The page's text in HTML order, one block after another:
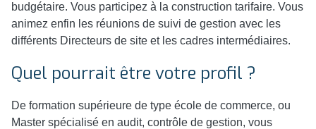
budgétaire. Vous participez à la construction tarifaire. Vous
animez enfin les réunions de suivi de gestion avec les
différents Directeurs de site et les cadres intermédiaires.
Quel pourrait être votre profil ?
De formation supérieure de type école de commerce, ou
Master spécialisé en audit, contrôle de gestion, vous